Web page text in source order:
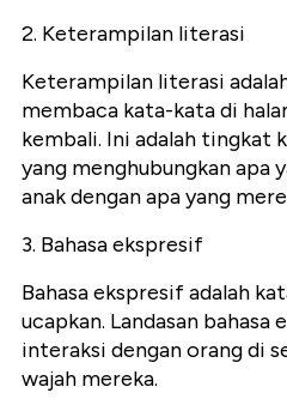
2. Keterampilan literasi
Keterampilan literasi
membaca kata-kata di
kembali. Ini adalah tingkat
yang menghubungkan apa
anak dengan apa yang
3. Bahasa ekspresif
Bahasa ekspresif adalah
ucapkan. Landasan bahasa
interaksi dengan orang di
wajah mereka.